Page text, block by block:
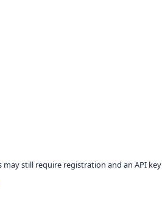
may still require registration and an API